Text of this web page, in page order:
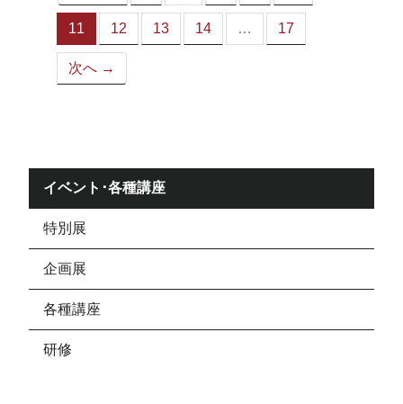
11
（こ
の
ペ
12 13 14 … 17
次へ →
イベント･各種講座
特別展
企画展
各種講座
研修